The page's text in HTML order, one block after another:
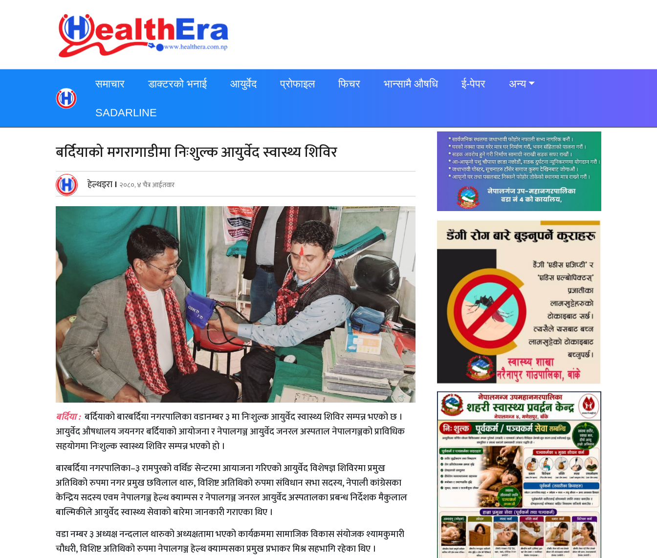
समाचार डाक्टरको भनाई आयुर्वेद प्रोफाइल फिचर भान्सामै औषधि ई-पेपर अन्य
SADARLINE
बर्दियाको मगरागाडीमा निःशुल्क आयुर्वेद स्वास्थ्य शिविर
हेल्थइरा । २०८०, ४ चैत्र आईतवार
बर्दिया :बर्दियाको बारबर्दिया नगरपालिका वडानम्बर ३ मा निःशुल्क आयुर्वेद स्वास्थ्य शिविर सम्पन्न भएको छ ।
आयुर्वेद औषधालय जयनगर बर्दियाको आयोजना र नेपालगञ्ज आयुर्वेद जनरल अस्पताल नेपालगञ्जको प्राविधिक
सहयोगमा निःशुल्क स्वास्थ्य शिविर सम्पन्न भएको हो ।
बारबर्दिया नगरपालिका–३ रामपुरको वर्थिङ सेन्टरमा आयाजना गरिएको आयुर्वेद विशेषज्ञ शिविरमा प्रमुख
अतिथिको रुपमा नगर प्रमुख छविलाल थारु, विशिष्ट अतिथिको रुपमा संविधान सभा सदस्य, नेपाली कांग्रेसका
केन्द्रिय सदस्य एवम नेपालगञ्ज हेल्थ क्याम्पस र नेपालगञ्ज जनरल आयुर्वेद अस्पतालका प्रबन्ध निर्देशक मैकुलाल
बाल्मिकीले आयुर्वेद स्वास्थ्य सेवाको बारेमा जानकारी गराएका थिए ।
वडा नम्बर ३ अध्यक्ष नन्दलाल थारुको अध्यक्षतामा भएको कार्यक्रममा सामाजिक विकास संयोजक श्यामकुमारी
चौधरी, विशिष्ट अतिथिको रुपमा नेपालगञ्ज हेल्थ क्याम्पसका प्रमुख प्रभाकर मिश्र सहभागि रहेका थिए ।